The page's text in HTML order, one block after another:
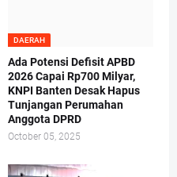
DAERAH
Ada Potensi Defisit APBD
2026 Capai Rp700 Milyar,
KNPI Banten Desak Hapus
Tunjangan Perumahan
Anggota DPRD
October 05, 2025